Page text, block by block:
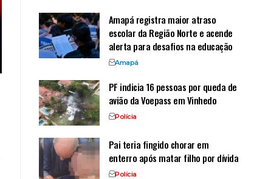
Amapá registra maior atraso
escolar da Região Norte e acende
alerta para desafios na educação
Amapá
PF indicia 16 pessoas por queda de
avião da Voepass em Vinhedo
Polícia
Pai teria fingido chorar em
enterro após matar filho por dívida
Polícia